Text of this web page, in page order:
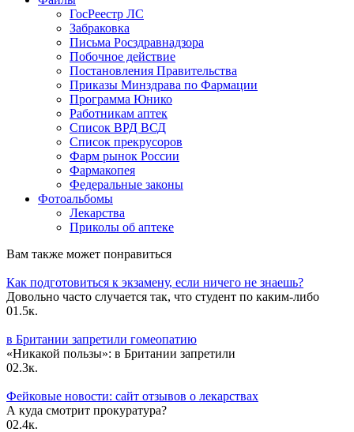
ГосРеестр ЛС
Забраковка
Письма Росздравнадзора
Побочное действие
Постановления Правительства
Приказы Минздрава по Фармации
Программа Юнико
Работникам аптек
Список ВРД ВСД
Список прекрусоров
Фарм рынок России
Фармакопея
Федеральные законы
Фотоальбомы
Лекарства
Приколы об аптеке
Вам также может понравиться
Как подготовиться к экзамену, если ничего не знаешь?
Довольно часто случается так, что студент по каким-либо
01.5к.
в Британии запретили гомеопатию
«Никакой пользы»: в Британии запретили
02.3к.
Фейковые новости: сайт отзывов о лекарствах
А куда смотрит прокуратура?
02.4к.